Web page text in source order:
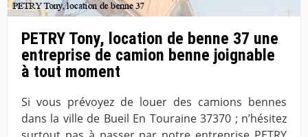
PETRY Tony, location de benne 37 une
entreprise de camion benne joignable
à tout moment
Si vous prévoyez de louer des camions bennes
dans la ville de Bueil En Touraine 37370 ; n’hésitez